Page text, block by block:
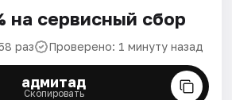
на сервисный сбор
раз Проверено: 1 минуту назад
адмитад
Скопировать